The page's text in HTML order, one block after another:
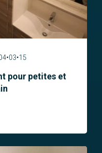
pour petites et